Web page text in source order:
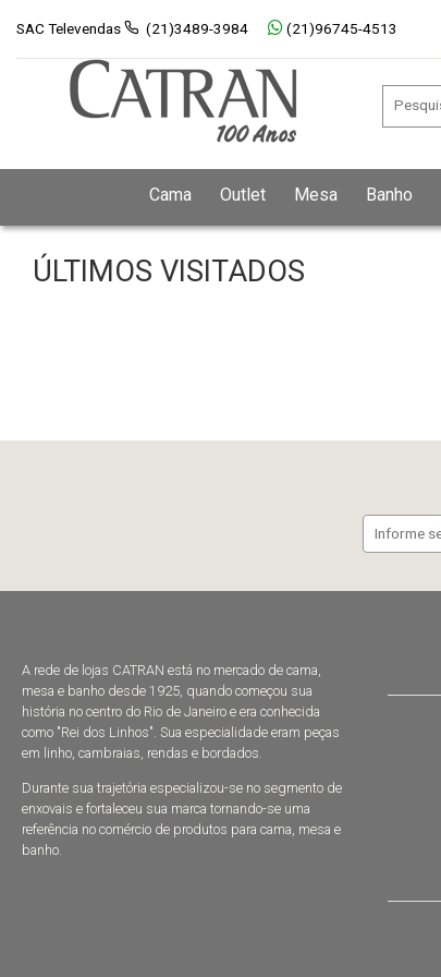
SAC Televendas (21)3489-3984 (21)96745-4513
Cama Outlet Mesa Banho
ÚLTIMOS VISITADOS
A rede de lojas CATRAN está no mercado de cama,
mesa e banho desde 1925, quando começou sua
história no centro do Rio de Janeiro e era conhecida
como "Rei dos Linhos". Sua especialidade eram peças
em linho, cambraias, rendas e bordados.
Durante sua trajetória especializou-se no segmento de
enxovais e fortaleceu sua marca tornando-se uma
referência no comércio de produtos para cama, mesa e
banho.